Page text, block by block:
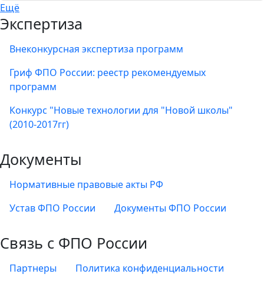
Ещё
Экспертиза
Внеконкурсная экспертиза программ
Гриф ФПО России: реестр рекомендуемых
программ
Конкурс "Новые технологии для "Новой школы"
(2010-2017гг)
Документы
Нормативные правовые акты РФ
Устав ФПО России
Документы ФПО России
Связь с ФПО России
Партнеры
Политика конфиденциальности